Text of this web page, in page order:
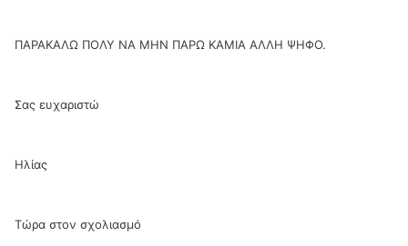
ΠΑΡΑΚΑΛΩ ΠΟΛΥ ΝΑ ΜΗΝ ΠΑΡΩ ΚΑΜΙΑ ΑΛΛΗ ΨΗΦΟ.
Σας ευχαριστώ
Ηλίας
Τώρα στον σχολιασμό